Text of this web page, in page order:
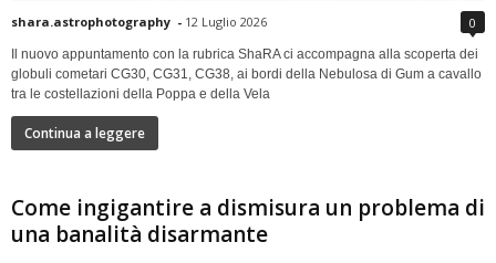
shara.astrophotography - 12 Luglio 2026 0
Il nuovo appuntamento con la rubrica ShaRA ci accompagna alla scoperta dei
globuli cometari CG30, CG31, CG38, ai bordi della Nebulosa di Gum a cavallo
tra le costellazioni della Poppa e della Vela
Continua a leggere
Come ingigantire a dismisura un problema di
una banalità disarmante